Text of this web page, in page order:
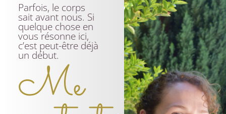
Parfois, le corps
sait avant nous. Si
quelque chose en
vous résonne ici,
c’est peut-être déjà
un début.
Me